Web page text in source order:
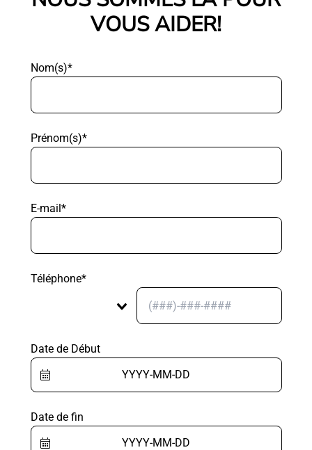
VOUS AIDER!
Nom(s)*
Prénom(s)*
E-mail*
Téléphone*
Date de Début
Date de fin